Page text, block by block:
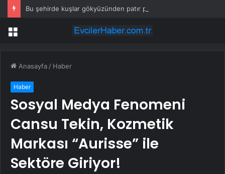
Bu şehirde kuşlar gökyüzünden patır patır düşüyor
Menü
Anasayfa / Haber
Haber
Sosyal Medya Fenomeni
Cansu Tekin, Kozmetik
Markası “Aurisse” ile
Sektöre Giriyor!